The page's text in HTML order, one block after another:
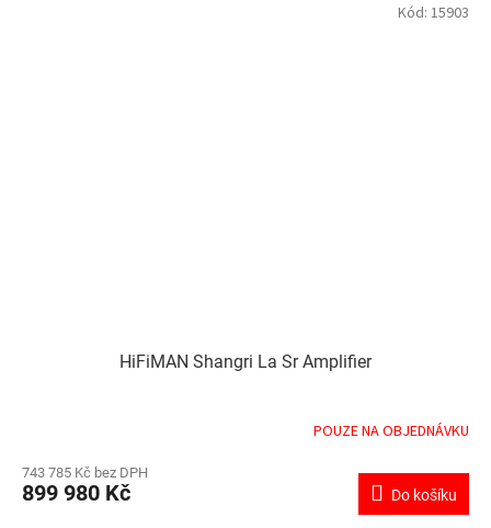
HiFiMAN Shangri La Sr Amplifier
POUZE NA OBJEDNÁVKU
743 785 Kč bez DPH
899 980 Kč Do košíku
Kód: 15903